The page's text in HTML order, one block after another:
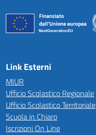
Link Esterni
MIUR
Ufficio Scolastico Regionale
Ufficio Scolastico Territoriale
Scuola in Chiaro
Iscrizioni On Line